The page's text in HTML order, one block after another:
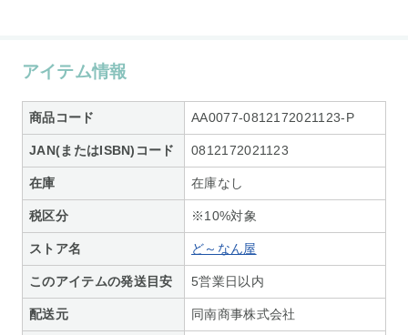
アイテム情報
商品コード AA0077-0812172021123-P
JAN(またはISBN)コード 0812172021123
在庫 在庫なし
税区分 ※10%対象
ストア名 ど～なん屋
このアイテムの発送目安 5営業日以内
配送元 同南商事株式会社